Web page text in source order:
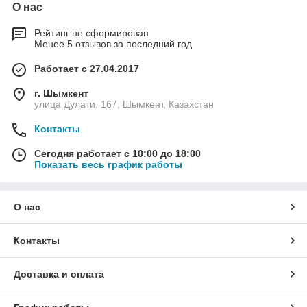
Защита покрытия от выгорания и изменения
цвета на ярком солнце.
СОСТАВОВ ЭЛАКОР
О нас
Рейтинг не сформирован
Менее 5 отзывов за последний год
Работает с 27.04.2017
г. Шымкент
улица Дулати, 167, Шымкент, Казахстан
Контакты
Сегодня работает с 10:00 до 18:00
Показать весь график работы
О нас
Контакты
Доставка и оплата